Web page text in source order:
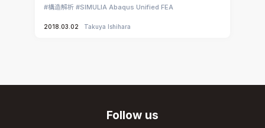
構造解析 SIMULIA Abaqus Unified FEA
2018.03.02 Takuya Ishihara
Follow us